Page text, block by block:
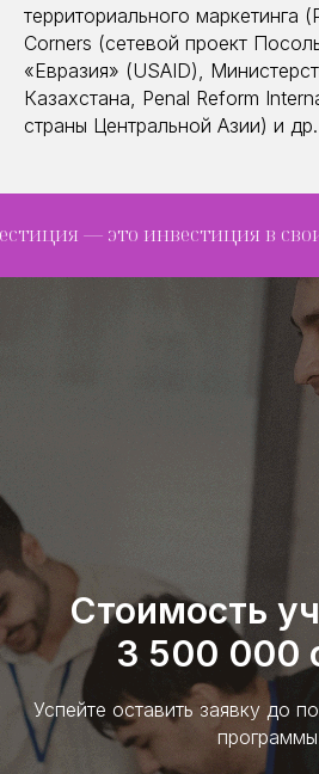
территориального маркетинга
Corners (сетевой проект
«Евразия» (USAID),
Казахстана, Penal Reform
страны Центральной Азии) и др.
— это инвестиция в свои
Стоимость
3 500 000
Успейте оставить заявку до
программы